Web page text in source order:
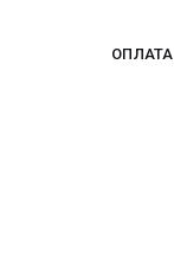
ОПЛАТА